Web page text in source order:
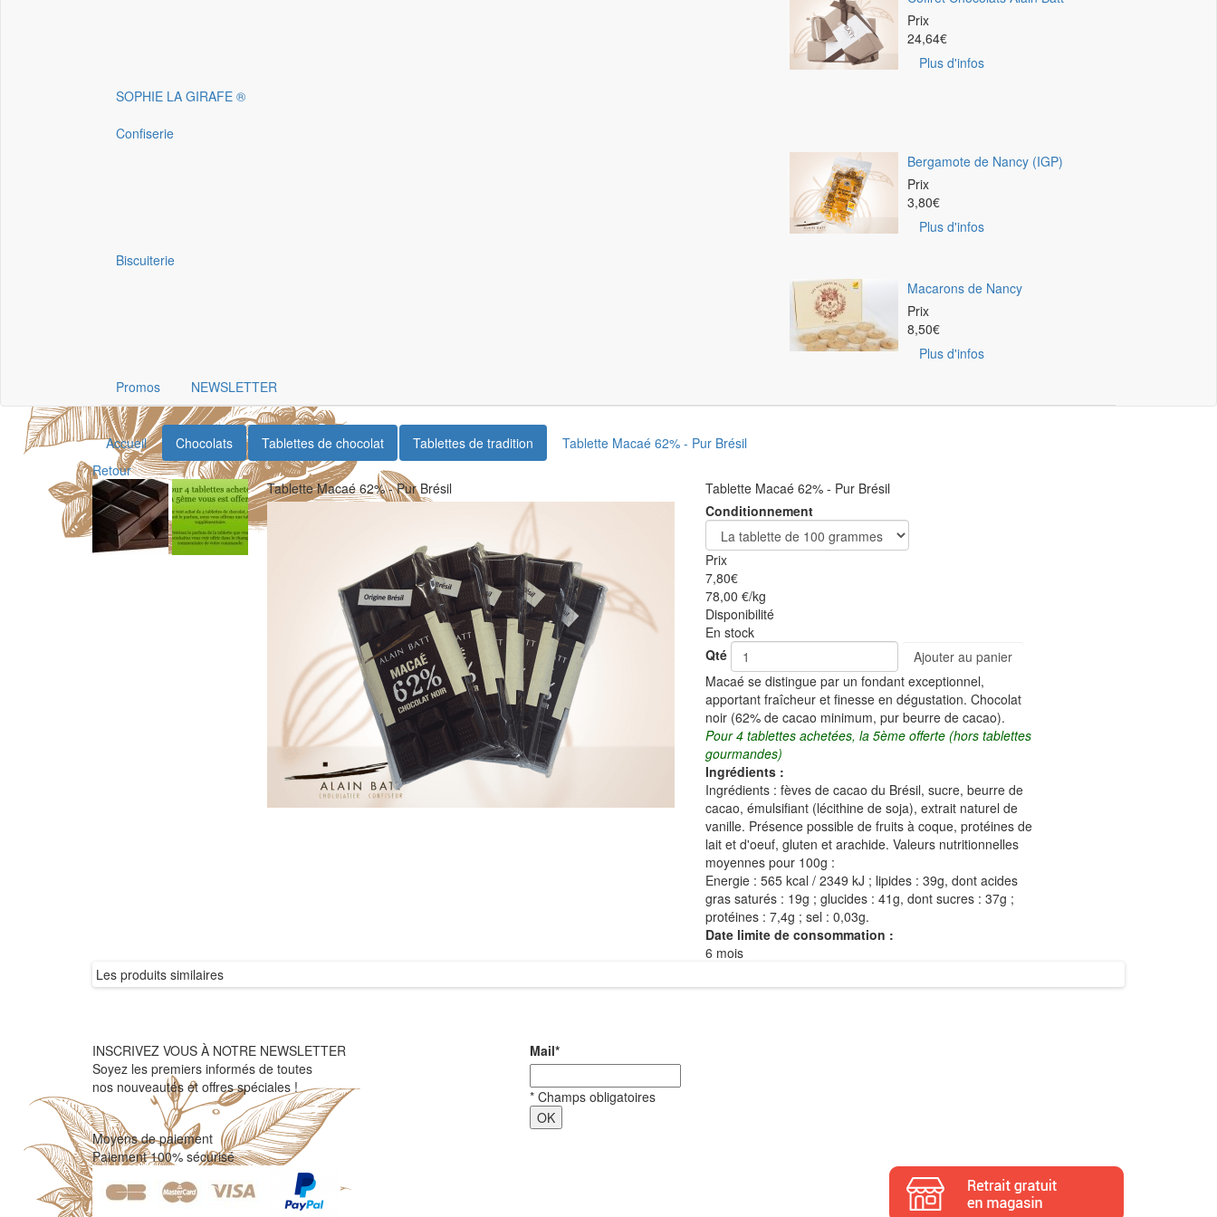
Prix
24,64€
Plus d'infos
SOPHIE LA GIRAFE ®
Confiserie
Bergamote de Nancy (IGP)
Prix
3,80€
Plus d'infos
Biscuiterie
Macarons de Nancy
Prix
8,50€
Plus d'infos
Promos
NEWSLETTER
Accueil Chocolats Tablettes de chocolat Tablettes de tradition
Tablette Macaé 62% - Pur Brésil
Retour
Tablette Macaé 62% - Pur Brésil
Tablette Macaé 62% - Pur Brésil
Conditionnement
Prix
7,80€
78,00 €/kg
Disponibilité
En stock
Qté
Ajouter au panier
Macaé se distingue par un fondant exceptionnel,
apportant fraîcheur et finesse en dégustation. Chocolat
noir (62% de cacao minimum, pur beurre de cacao).
Pour 4 tablettes achetées, la 5ème offerte (hors tablettes
gourmandes)
Ingrédients :
Ingrédients : fèves de cacao du Brésil, sucre, beurre de
cacao, émulsifiant (lécithine de soja), extrait naturel de
vanille. Présence possible de fruits à coque, protéines de
lait et d'oeuf, gluten et arachide. Valeurs nutritionnelles
moyennes pour 100g :
Energie : 565 kcal / 2349 kJ ; lipides : 39g, dont acides
gras saturés : 19g ; glucides : 41g, dont sucres : 37g ;
protéines : 7,4g ; sel : 0,03g.
Date limite de consommation :
6 mois
Les produits similaires
INSCRIVEZ VOUS À NOTRE NEWSLETTER
Soyez les premiers informés de toutes
nos nouveautés et offres spéciales !
Mail*
* Champs obligatoires
Moyens de paiement
Paiement 100% sécurisé